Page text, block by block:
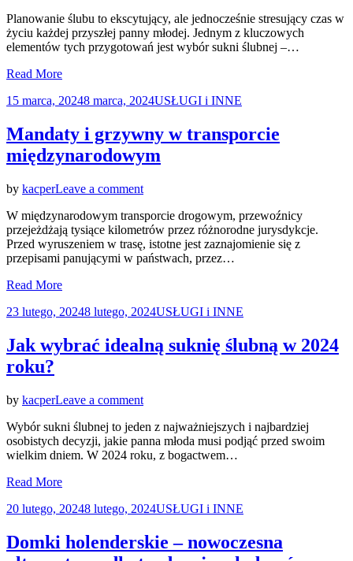
wybrać
suknię
ślubną?
zakupy
2024
i
2025,
zdążyć
czas
Planowanie ślubu to ekscytujący, ale jednocześnie stresujący czas w
życiu każdej przyszłej panny młodej. Jednym z kluczowych
elementów tych przygotowań jest wybór sukni ślubnej –…
Read More
Posted
15 marca, 20248 marca, 2024USŁUGI i INNE
Mandaty i grzywny w transporcie
międzynarodowym
by kacperLeave a commenton
i
grzywny
w
transporcie
W międzynarodowym transporcie drogowym, przewoźnicy
przejeżdżają tysiące kilometrów przez różnorodne jurysdykcje.
Przed wyruszeniem w trasę, istotne jest zaznajomienie się z
przepisami panującymi w państwach, przez…
Read More
Posted
23 lutego, 20248 lutego, 2024USŁUGI i INNE
Jak wybrać idealną suknię ślubną w 2024
roku?
by kacperLeave a commenton
wybrać
idealną
suknię
roku?
Wybór sukni ślubnej to jeden z najważniejszych i najbardziej
osobistych decyzji, jakie panna młoda musi podjąć przed swoim
wielkim dniem. W 2024 roku, z bogactwem…
Read More
Posted
20 lutego, 20248 lutego, 2024USŁUGI i INNE
Domki holenderskie – nowoczesna